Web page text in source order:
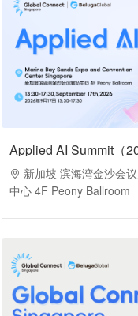
Applied AI Summit（
新加坡 滨海湾金沙会
中心 4F Peony Ballroom